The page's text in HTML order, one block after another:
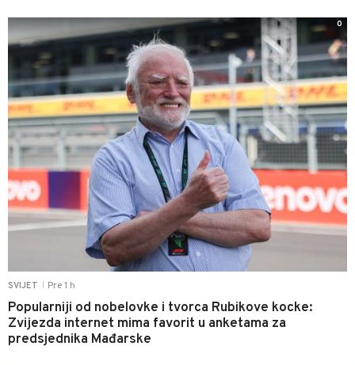
SVIJET Pre 1 h
Popularniji od nobelovke i tvorca Rubikove kocke:
Zvijezda internet mima favorit u anketama za
predsjednika Mađarske
0